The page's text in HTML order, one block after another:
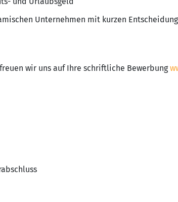
Unternehmen mit kurzen
wir uns auf Ihre schriftliche Bewerbung